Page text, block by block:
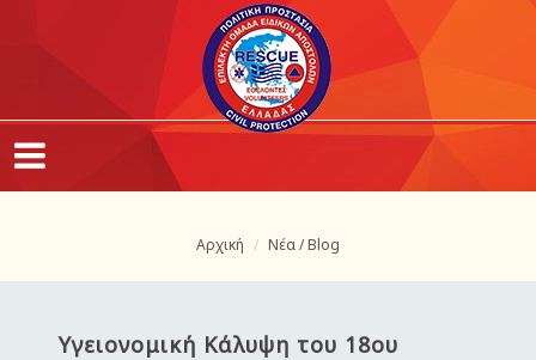
Αρχική Νέα / Blog
Υγειονομική Κάλυψη του 18ου